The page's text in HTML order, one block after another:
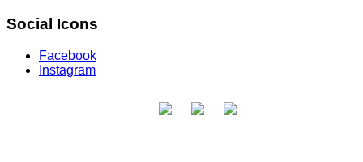
Social Icons
Facebook
Instagram